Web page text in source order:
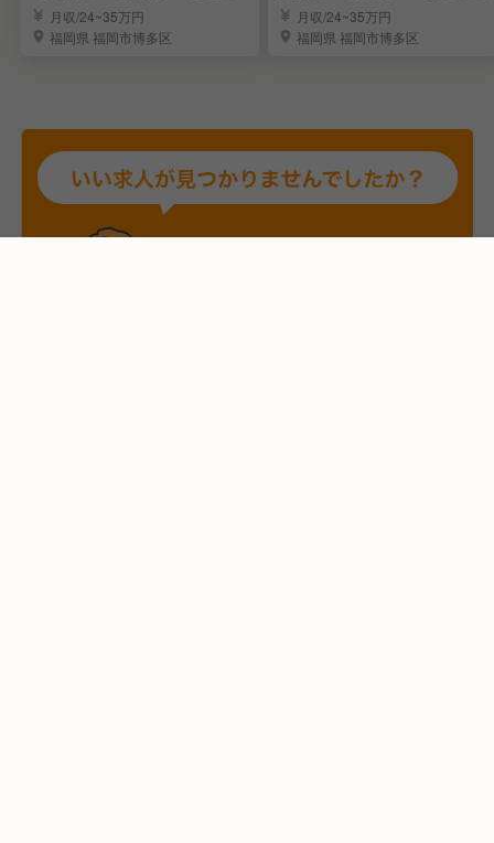
◎】月収/24~35万円
福岡県 福岡市博多区
月収/24~35万円
福岡県 福岡市博多区